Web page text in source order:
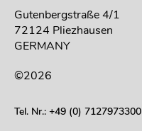
Gutenbergstraße 4/1
72124 Pliezhausen
GERMANY
©2026
Tel. Nr.: +49 (0) 7127973300